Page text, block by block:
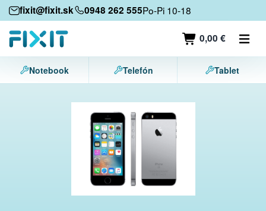
fixit@fixit.sk 0948 262 555Po-Pi 10-18
0,00 €
Mobilné zariadenia
Mobilné telefóny
Tablety
Notebook Telefón Tablet